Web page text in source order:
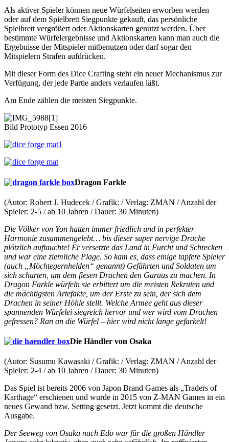
Als aktiver Spieler können neue Würfelseiten erworben werden
oder auf dem Spielbrett Siegpunkte gekauft, das persönliche
Spielbrett vergrößert oder Aktionskarten genutzt werden. Über
bestimmte Würfelergebnisse und Aktionskarten kann man auch die
Ergebnisse der Mitspieler mitbenutzen oder darf sogar den
Mitspielern Strafen aufdrücken.
Mit dieser Form des Dice Crafting steht ein neuer Mechanismus zur
Verfügung, der jede Partie anders verlaufen läßt.
Am Ende zählen die meisten Siegpunkte.
Bild Prototyp Essen 2016
Dragon Farkle
(Autor: Robert J. Hudecek / Grafik: / Verlag: ZMAN / Anzahl der
Spieler: 2-5 / ab 10 Jahren / Dauer: 30 Minuten)
Die Völker von Yon hatten immer friedlich und in perfekter
Harmonie zusammengelebt… bis dieser super nervige Drache
plötzlich auftauchte! Er versetzte das Land in Furcht und Schrecken
und war eine ziemliche Plage. So kam es, dass einige tapfere Spieler
(auch „Möchtegernhelden“ genannt) Gefährten und Soldaten um
sich scharten, um dem fiesen Drachen den Garaus zu machen. In
Dragon Farkle würfeln sie erbittert um die meisten Rekruten und
die mächtigsten Artefakte, um der Erste zu sein, der sich dem
Drachen in seiner Höhle stellt. Welche Armee geht aus dieser
spannenden Würfelei siegreich hervor und wer wird vom Drachen
gefressen? Ran an die Würfel – hier wird nicht lange gefarkelt!
Die Händler von Osaka
(Autor: Susumu Kawasaki / Grafik: / Verlag: ZMAN / Anzahl der
Spieler: 2-4 / ab 10 Jahren / Dauer: 30 Minuten)
Das Spiel ist bereits 2006 von Japon Brand Games als „Traders of
Karthage“ erschienen und wurde in 2015 von Z-MAN Games in ein
neues Gewand bzw. Setting gesetzt. Jetzt kommt die deutsche
Ausgabe.
Der Seeweg von Osaka nach Edo war für die großen Händler